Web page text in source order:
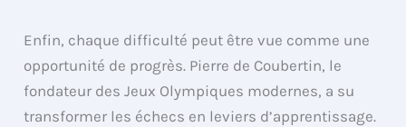
Enfin, chaque difficulté peut être vue comme une
opportunité de progrès. Pierre de Coubertin, le
fondateur des Jeux Olympiques modernes, a su
transformer les échecs en leviers d’apprentissage.